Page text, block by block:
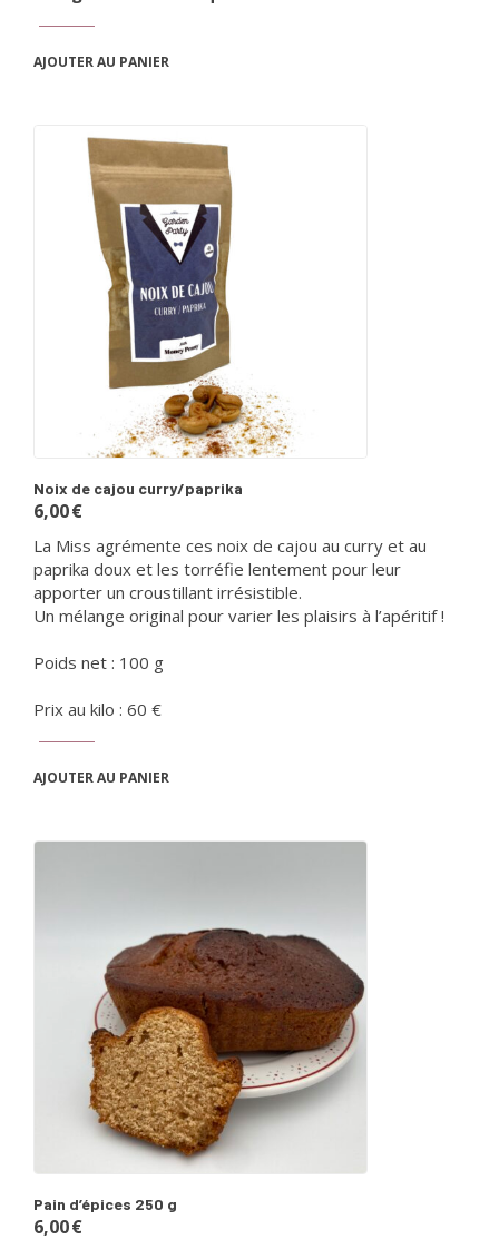
AJOUTER AU PANIER
Noix de cajou curry/paprika
6,00€
La Miss agrémente ces noix de cajou au curry et au
paprika doux et les torréfie lentement pour leur
apporter un croustillant irrésistible.
Un mélange original pour varier les plaisirs à l’apéritif !
Poids net : 100 g
Prix au kilo : 60 €
AJOUTER AU PANIER
Pain d’épices 250 g
6,00€